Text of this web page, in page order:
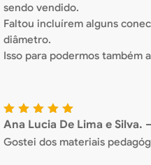
sendo vendido.
Faltou incluírem alguns
diâmetro.
Isso para podermos também
Avaliaçã
5
Ana Lucia De Lima e Silva. –
Gostei dos materiais